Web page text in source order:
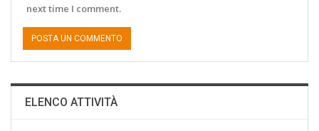
next time I comment.
ELENCO ATTIVITÀ